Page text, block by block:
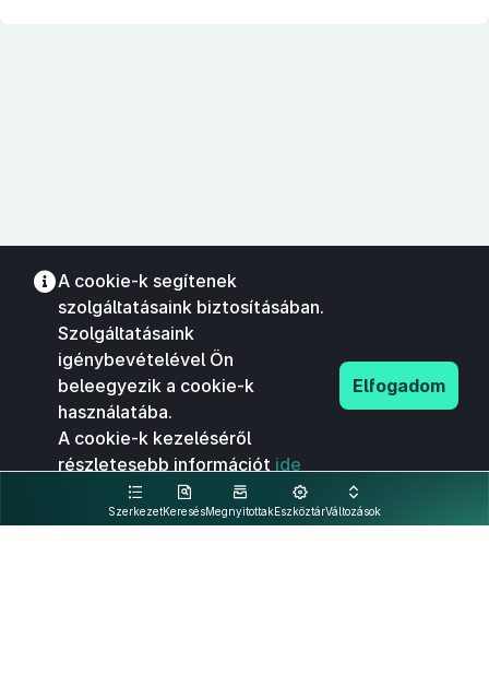
SzerkezetKeresésMegnyitottakEszköztárVáltozások
A cookie-k segítenek
szolgáltatásaink biztosításában.
Szolgáltatásaink
igénybevételével Ön
beleegyezik a cookie-k
használatába.
A cookie-k kezeléséről
részletesebb információt ide
kattintva olvashat.
Elfogadom